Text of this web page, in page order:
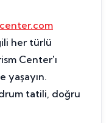
her türlü
Center'ı
yaşayın.
tatili, doğru